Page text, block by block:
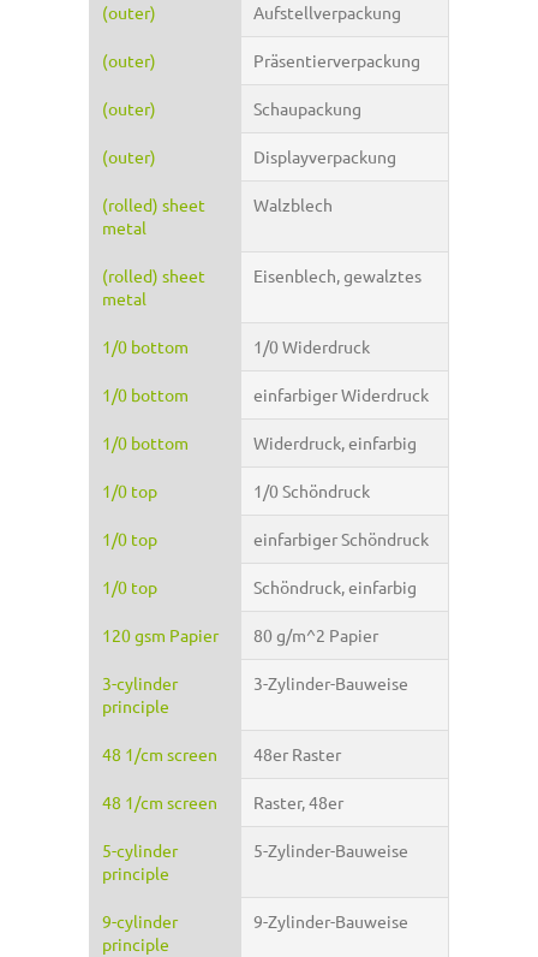
(outer) Aufstellverpackung
(outer) Präsentierverpackung
(outer) Schaupackung
(outer) Displayverpackung
(rolled) sheet
metal
Walzblech
(rolled) sheet
metal
Eisenblech, gewalztes
1/0 bottom 1/0 Widerdruck
1/0 bottom einfarbiger Widerdruck
1/0 bottom Widerdruck, einfarbig
1/0 top 1/0 Schöndruck
1/0 top einfarbiger Schöndruck
1/0 top Schöndruck, einfarbig
120 gsm Papier 80 g/m^2 Papier
3-cylinder
principle
3-Zylinder-Bauweise
48 1/cm screen 48er Raster
48 1/cm screen Raster, 48er
5-cylinder
principle
5-Zylinder-Bauweise
9-cylinder
principle
9-Zylinder-Bauweise